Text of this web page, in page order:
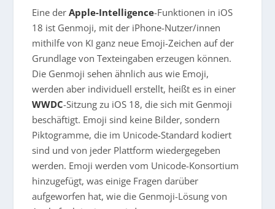
Eine derApple-Intelligence-Funktionen in iOS
18 ist Genmoji, mit der iPhone-Nutzer/innen
mithilfe von KI ganz neue Emoji-Zeichen auf der
Grundlage von Texteingaben erzeugen können.
Die Genmoji sehen ähnlich aus wie Emoji,
werden aber individuell erstellt, heißt es in einer
WWDC-Sitzung zu iOS 18, die sich mit Genmoji
beschäftigt. Emoji sind keine Bilder, sondern
Piktogramme, die im Unicode-Standard kodiert
sind und von jeder Plattform wiedergegeben
werden. Emoji werden vom Unicode-Konsortium
hinzugefügt, was einige Fragen darüber
aufgeworfen hat, wie die Genmoji-Lösung von